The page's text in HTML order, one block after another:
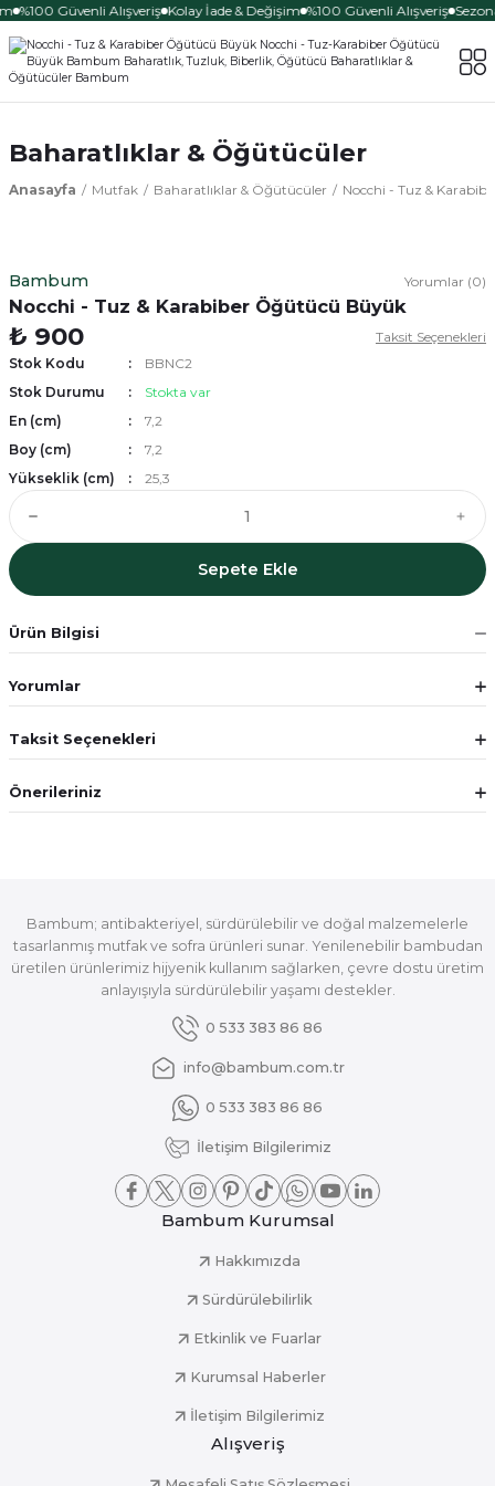
%100 Güvenli Alışveriş Kolay İade & Değişim %100 Güvenli Alışveriş
Baharatlıklar & Öğütücüler
Anasayfa Mutfak Baharatlıklar & Öğütücüler Nocchi - Tuz &
Bambum Yorumlar (0)
Nocchi - Tuz & Karabiber Öğütücü Büyük
₺ 900
Taksit Seçenekleri
Stok Kodu
BBNC2
Stok Durumu
Stokta var
En (cm)
7,2
Boy (cm)
7,2
Yükseklik (cm)
25,3
Sepete Ekle
Ürün Bilgisi
Yorumlar
Taksit Seçenekleri
Önerileriniz
Bambum; antibakteriyel, sürdürülebilir ve doğal malzemelerle
tasarlanmış mutfak ve sofra ürünleri sunar. Yenilenebilir bambudan
üretilen ürünlerimiz hijyenik kullanım sağlarken, çevre dostu üretim
anlayışıyla sürdürülebilir yaşamı destekler.
0 533 383 86 86
info@bambum.com.tr
0 533 383 86 86
İletişim Bilgilerimiz
Bambum Kurumsal
Hakkımızda
Sürdürülebilirlik
Etkinlik ve Fuarlar
Kurumsal Haberler
İletişim Bilgilerimiz
Alışveriş